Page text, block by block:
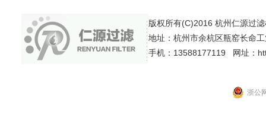
版权所有(C)2016 杭州仁源过
地址：杭州市余杭区瓶窑长命
手机：13588177119 网址：
浙公